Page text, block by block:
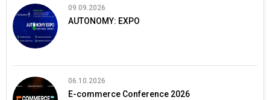
09.09.2026
AUTONOMY: EXPO
06.10.2026
E-commerce Conference 2026